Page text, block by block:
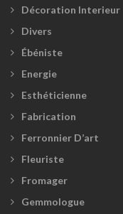
Décoration Interieur
Divers
Ébéniste
Energie
Esthéticienne
Fabrication
Ferronnier D’art
Fleuriste
Fromager
Gemmologue